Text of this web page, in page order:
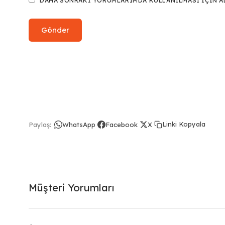
Paylaş: WhatsApp Facebook X Linki Kopyala
Müşteri Yorumları